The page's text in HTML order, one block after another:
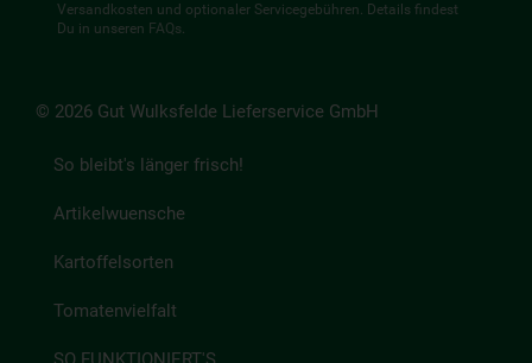
Versandkosten und optionaler Servicegebühren. Details findest
Du in unseren FAQs.
© 2026 Gut Wulksfelde Lieferservice GmbH
So bleibt's länger frisch!
Artikelwuensche
Kartoffelsorten
Tomatenvielfalt